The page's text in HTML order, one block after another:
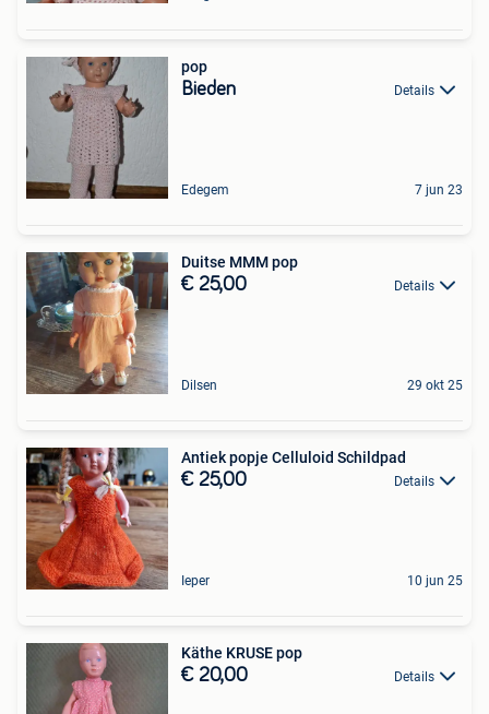
pop
Bieden Details
Edegem 7 jun 23
Duitse MMM pop
€ 25,00 Details
Dilsen 29 okt 25
Antiek popje Celluloid Schildpad
€ 25,00 Details
Ieper 10 jun 25
Käthe KRUSE pop
€ 20,00 Details